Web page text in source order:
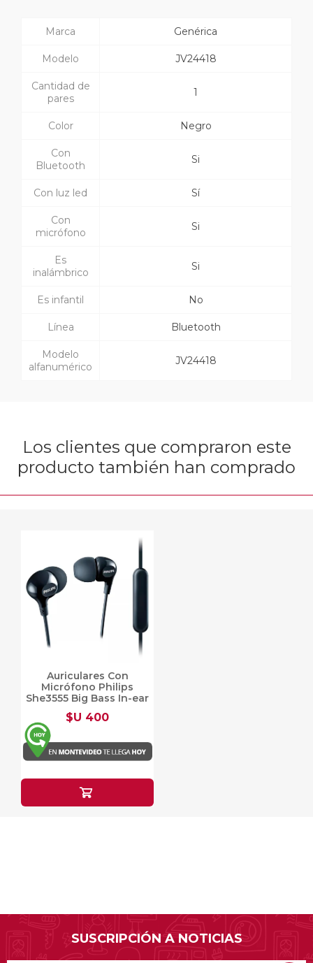
Marca Genérica
Modelo JV24418
Cantidad de
pares
1
Color Negro
Con
Bluetooth
Si
Con luz led Sí
Con
micrófono
Si
Es
inalámbrico
Si
Es infantil No
Línea Bluetooth
Modelo
alfanumérico
JV24418
Los clientes que compraron este
producto también han comprado
Auriculares Con
Micrófono Philips
She3555 Big Bass In-ear
Negros
$U 400
SUSCRIPCIÓN A NOTICIAS